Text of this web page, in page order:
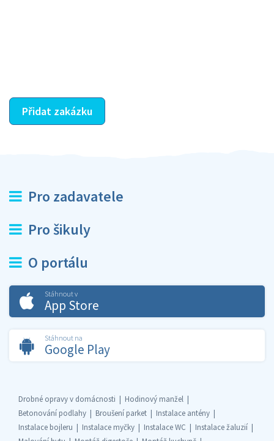
Přidat zakázku
Pro zadavatele
Pro šikuly
O portálu
Stáhnout v
App Store
Stáhnout na
Google Play
Drobné opravy v domácnosti
Hodinový manžel
Betonování podlahy
Broušení parket
Instalace antény
Instalace bojleru
Instalace myčky Instalace WC
Instalace žaluzií